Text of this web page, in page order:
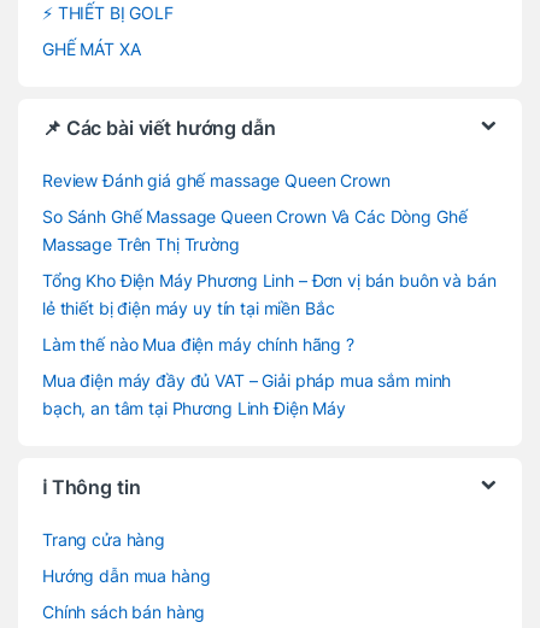
⚡ THIẾT BỊ GOLF
GHẾ MÁT XA
📌 Các bài viết hướng dẫn
Review Đánh giá ghế massage Queen Crown
So Sánh Ghế Massage Queen Crown Và Các Dòng Ghế
Massage Trên Thị Trường
Tổng Kho Điện Máy Phương Linh – Đơn vị bán buôn và bán
lẻ thiết bị điện máy uy tín tại miền Bắc
Làm thế nào Mua điện máy chính hãng ?
Mua điện máy đầy đủ VAT – Giải pháp mua sắm minh
bạch, an tâm tại Phương Linh Điện Máy
ℹ️ Thông tin
Trang cửa hàng
Hướng dẫn mua hàng
Chính sách bán hàng